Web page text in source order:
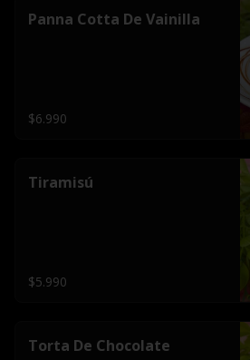
Panna Cotta De Vainilla
$6.990
Tiramisú
$5.990
Torta De Chocolate